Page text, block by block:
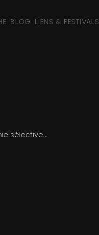
BLOG LIENS & FESTIVALS
sélective...